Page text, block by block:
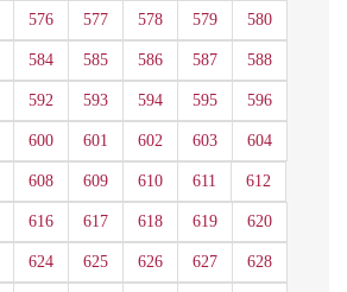
576 577 578 579 580
584 585 586 587 588
592 593 594 595 596
600 601 602 603 604
608 609 610 611 612
616 617 618 619 620
624 625 626 627 628